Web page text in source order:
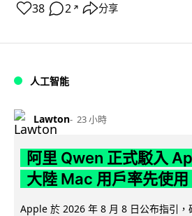
38 2 ↗ 分享
人工智能
Lawton 23 小時
阿里 Qwen 正式駁入
大陸 Mac 用戶率先使用
Apple 於 2026 年 8 月 8 日公布指引，